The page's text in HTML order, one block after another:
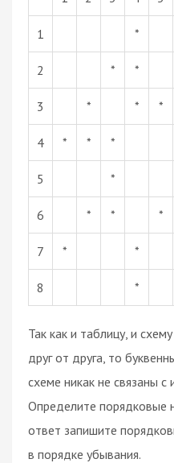
1 *
2 * *
3 * * *
4 * * *
5 *
6 * * *
7 * *
8 *
Так как и таблицу, и
друг от друга, то
схеме никак не связаны с
Определите порядковые
ответ запишите
в порядке убывания.